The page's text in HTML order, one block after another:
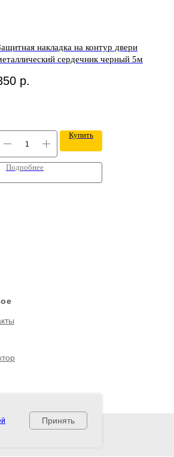
накладка на контур двери
сердечник черный 5м
р.
Купить
Подробнее
Принять